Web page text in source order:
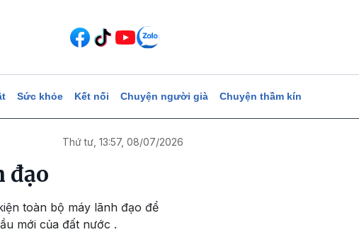
Sức khỏe Kết nối Chuyện người già Chuyện thầm kín
Thứ tư, 13:57, 08/07/2026
đạo
toàn bộ máy lãnh đạo để
mới của đất nước .